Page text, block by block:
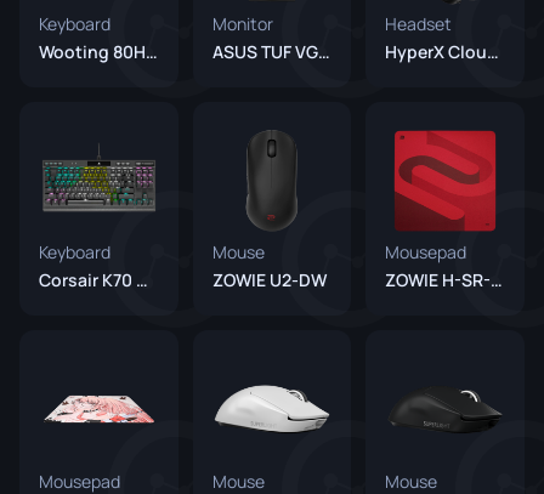
Keyboard
Wooting 80HE Black
Monitor
ASUS TUF VG259QM
Headset
HyperX Cloud II
Keyboard
Corsair K70 RGB TKL
Mouse
ZOWIE U2-DW
Mousepad
ZOWIE H-SR-SE ROUGE II
Mousepad
Mouse
Mouse